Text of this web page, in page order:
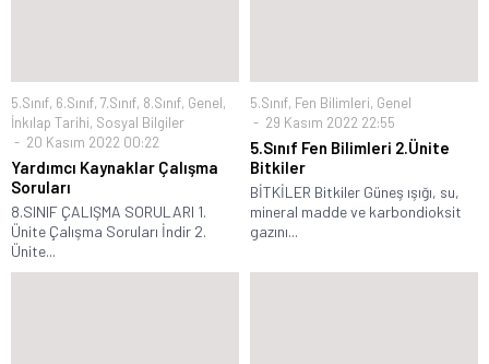
5.Sınıf, 6.Sınıf, 7.Sınıf, 8.Sınıf, Genel,
İnkılap Tarihi, Sosyal Bilgiler
20 Kasım 2022 00:22
Yardımcı Kaynaklar Çalışma
Soruları
8.SINIF ÇALIŞMA SORULARI 1.
Ünite Çalışma Soruları İndir 2.
Ünite...
5.Sınıf, Fen Bilimleri, Genel
29 Kasım 2022 22:55
5.Sınıf Fen Bilimleri 2.Ünite
Bitkiler
BİTKİLER Bitkiler Güneş ışığı, su,
mineral madde ve karbondioksit
gazını...